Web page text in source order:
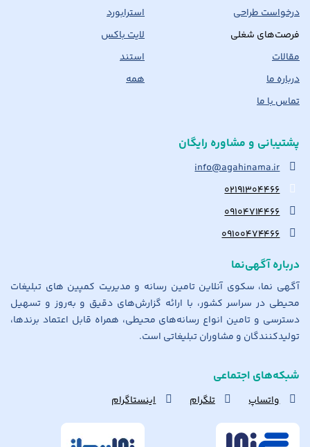
درخواست طراحی
فرصت‌های شغلی
مقالات
درباره ما
تماس با ما
استرابورد
لایت باکس
استند
همه
پشتیبانی و مشاوره رایگان
info@agahinama.ir
۰۲۱۹۱۳۰۴۴۶۶
۰۹۱۰۴۷۱۴۴۶۶
۰۹۱۰۰۴۷۴۴۶۶
درباره آگهی‌نما
آگهی نما، سکوی آنلاین تامین رسانه و مدیریت کمپین های تبلیغات
محیطی در سراسر کشور، با ارائه گزارش‌های دقیق و به‌روز و تسهیل
دسترسی و تامین انواع رسانه‌های محیطی، همراه قابل اعتماد برندها،
تولیدکنندگان و مشاوران تبلیغاتی است.
شبکه‌های اجتماعی
واتساپ تلگرام اینستاگرام